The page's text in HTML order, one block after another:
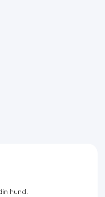
hund.